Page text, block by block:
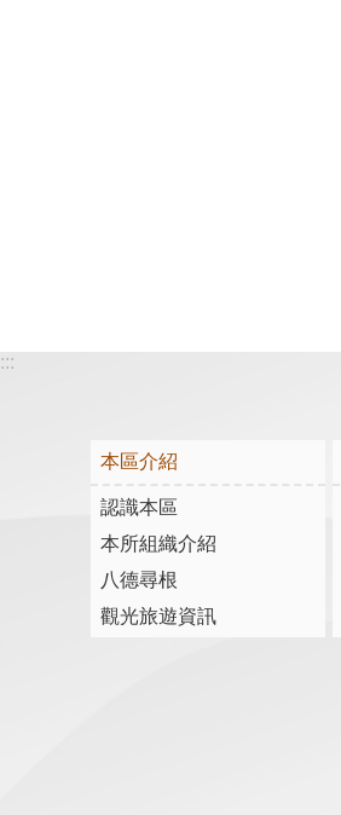
:::
本區介紹
認識本區
本所組織介紹
八德尋根
觀光旅遊資訊